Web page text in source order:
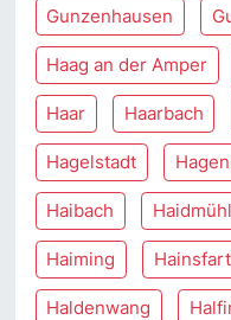
Gunzenhausen
Haag an der Amper
Haar Haarbach
Hagelstadt
Haibach
Haiming
Haldenwang